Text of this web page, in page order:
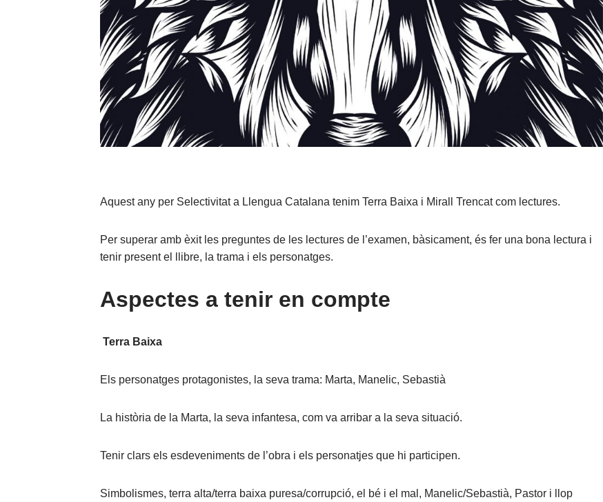
Aquest any per Selectivitat a Llengua Catalana tenim Terra Baixa i Mirall Trencat com lectures.
Per superar amb èxit les preguntes de les lectures de l’examen, bàsicament, és fer una bona lectura i
tenir present el llibre, la trama i els personatges.
Aspectes a tenir en compte
Terra Baixa
Els personatges protagonistes, la seva trama: Marta, Manelic, Sebastià
La història de la Marta, la seva infantesa, com va arribar a la seva situació.
Tenir clars els esdeveniments de l’obra i els personatjes que hi participen.
Simbolismes, terra alta/terra baixa puresa/corrupció, el bé i el mal, Manelic/Sebastià, Pastor i llop